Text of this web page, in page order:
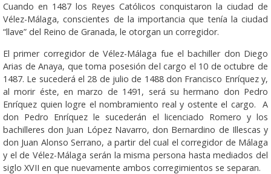
Cuando en 1487 los Reyes Católicos conquistaron la ciudad de
Vélez-Málaga, conscientes de la importancia que tenía la ciudad
“llave” del Reino de Granada, le otorgan un corregidor.
El primer corregidor de Vélez-Málaga fue el bachiller don Diego
Arias de Anaya, que toma posesión del cargo el 10 de octubre de
1487. Le sucederá el 28 de julio de 1488 don Francisco Enríquez y,
al morir éste, en marzo de 1491, será su hermano don Pedro
Enríquez quien logre el nombramiento real y ostente el cargo. A
don Pedro Enríquez le sucederán el licenciado Romero y los
bachilleres don Juan López Navarro, don Bernardino de Illescas y
don Juan Alonso Serrano, a partir del cual el corregidor de Málaga
y el de Vélez-Málaga serán la misma persona hasta mediados del
siglo XVII en que nuevamente ambos corregimientos se separan.